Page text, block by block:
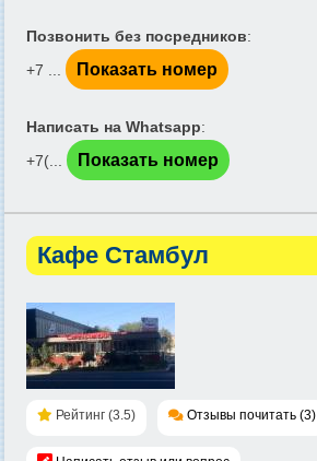
Позвонить без посредников:
+7 ...
Показать номер
Написать на Whatsapp:
+7(...
Показать номер
Кафе Стамбул
Рейтинг (3.5) Отзывы почитать (3)